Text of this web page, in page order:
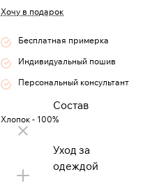
Хочу в подарок
Бесплатная примерка
Индивидуальный пошив
Персональный консультант
Состав
Хлопок - 100%
Уход за
одеждой